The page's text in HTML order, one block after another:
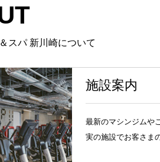
スパ 新川崎について
施設案内
最新のマシンジムや
実の施設でお客さま